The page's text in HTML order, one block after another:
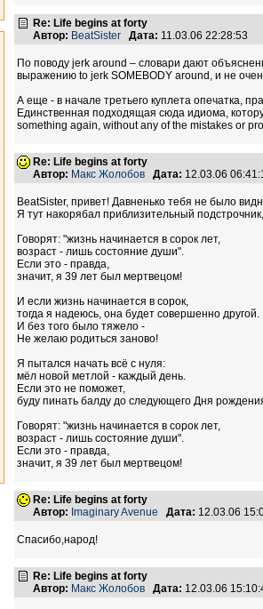
Re: Life begins at forty
Автор: BeatSister Дата: 11.03.06 22:28:53
По поводу jerk around – словари дают
выражению to jerk SOMEBODY around, и не
А еще - в начале третьего куплета опечатка,
Единственная подходящая сюда идиома,
something again, without any of the mistakes or
Re: Life begins at forty
Автор: Макс Жолобов Дата: 12.03.06
BeatSister, привет! Давненько тебя не было
Я тут накорябал приблизительный
Говорят: "жизнь начинается в сорок лет,
возраст - лишь состояние души".
Если это - правда,
значит, я 39 лет был мертвецом!
И если жизнь начинается в сорок,
тогда я надеюсь, она будет совершенно другой.
И без того было тяжело -
Не желаю родиться заново!
Я пытался начать всё с нуля:
мёл новой метлой - каждый день.
Если это не поможет,
буду пинать балду до следующего Дня
Говорят: "жизнь начинается в сорок лет,
возраст - лишь состояние души".
Если это - правда,
значит, я 39 лет был мертвецом!
Re: Life begins at forty
Автор: Imaginary Avenue Дата: 12.03.06
Спасибо,народ!
Re: Life begins at forty
Автор: Макс Жолобов Дата: 12.03.06